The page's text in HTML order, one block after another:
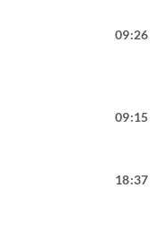
09:26
09:15
18:37